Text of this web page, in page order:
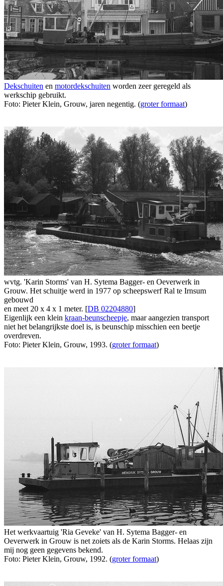
Dekschuiten en motordekschuiten worden zeer geregeld als
werkschip gebruikt.
Foto: Pieter Klein, Grouw, jaren negentig. (groter formaat)
wvtg. 'Karin Storms' van H. Sytema Bagger- en Oeverwerk in
Grouw. Het schuitje werd in 1977 op scheepswerf Ral te Irnsum
gebouwd
en meet 20 x 4 x 1 meter. [DB 02204880]
Eigenlijk een klein kraan-beunscheepje, maar aangezien transport
niet het belangrijkste doel is, is beunschip misschien een beetje
overdreven.
Foto: Pieter Klein, Grouw, 1993. (groter formaat)
Het werkvaartuig 'Ria Geveke' van H. Sytema Bagger- en
Oeverwerk in Grouw is net zoiets als de Karin Storms. Helaas zijn
mij nog geen gegevens bekend.
Foto: Pieter Klein, Grouw, 1992. (groter formaat)